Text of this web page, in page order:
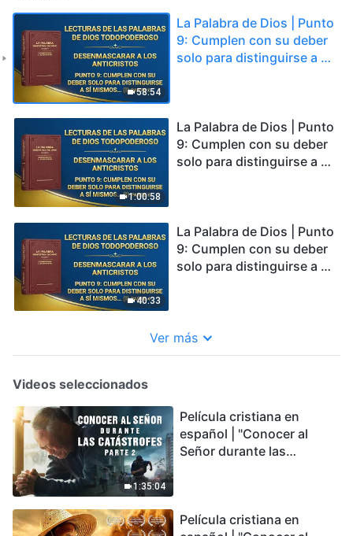
58:54
La Palabra de Dios | Punto
9: Cumplen con su deber
solo para distinguirse a sí
consideran los intereses
de la casa de Dios, e
incluso los venden y los
1:00:58
La Palabra de Dios | Punto
9: Cumplen con su deber
solo para distinguirse a sí
consideran los intereses
de la casa de Dios, e
incluso los venden y los
40:33
La Palabra de Dios | Punto
9: Cumplen con su deber
solo para distinguirse a sí
consideran los intereses
de la casa de Dios, e
Ver más
Videos seleccionados
1:35:04
Película cristiana en
español | "Conocer al
Señor durante las
podemos sobrevivir?
Película cristiana en